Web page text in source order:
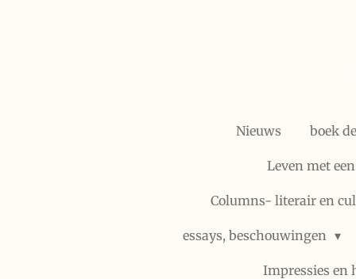
Nieuws boek
Leven met
Columns- literair en
essays, beschouwingen
Impressies en